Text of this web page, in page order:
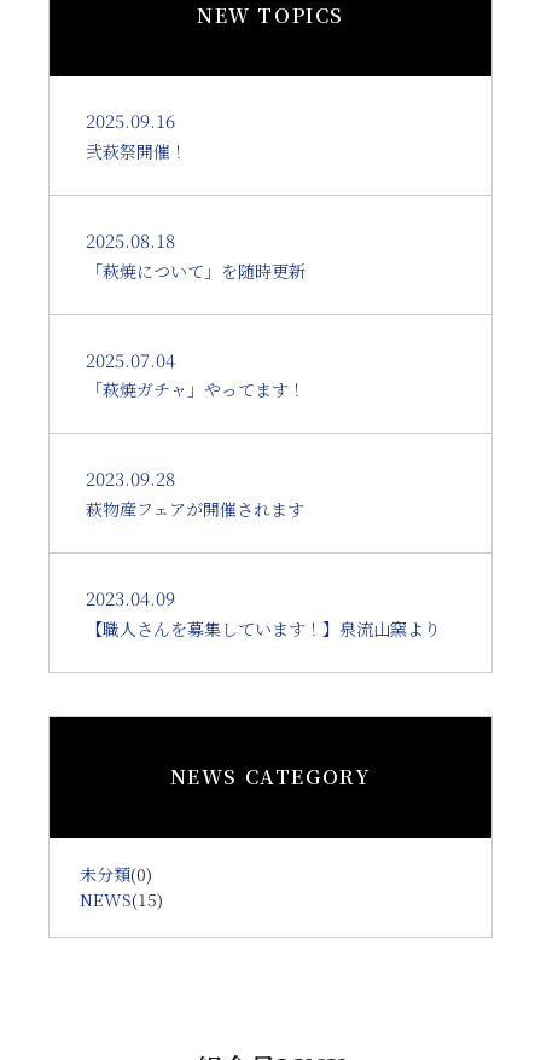
NEW TOPICS
2025.09.16
弐萩祭開催！
2025.08.18
「萩焼について」を随時更新
2025.07.04
「萩焼ガチャ」やってます！
2023.09.28
萩物産フェアが開催されます
2023.04.09
【職人さんを募集しています！】泉流山窯より
NEWS CATEGORY
未分類(0)
NEWS(15)